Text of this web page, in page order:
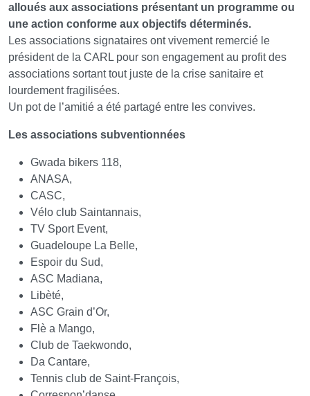
alloués aux associations présentant un programme ou
une action conforme aux objectifs déterminés.
Les associations signataires ont vivement remercié le
président de la CARL pour son engagement au profit des
associations sortant tout juste de la crise sanitaire et
lourdement fragilisées.
Un pot de l’amitié a été partagé entre les convives.
Les associations subventionnées
Gwada bikers 118,
ANASA,
CASC,
Vélo club Saintannais,
TV Sport Event,
Guadeloupe La Belle,
Espoir du Sud,
ASC Madiana,
Libèté,
ASC Grain d’Or,
Flè a Mango,
Club de Taekwondo,
Da Cantare,
Tennis club de Saint-François,